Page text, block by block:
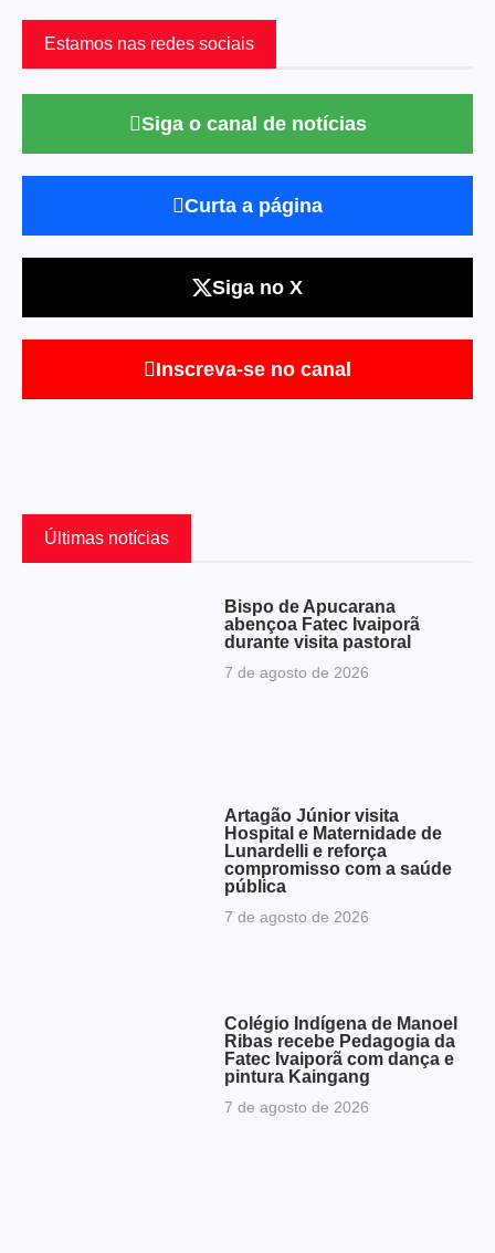
Estamos nas redes sociais
Siga o canal de notícias
Curta a página
Siga no X
Inscreva-se no canal
Últimas notícias
Bispo de Apucarana
abençoa Fatec Ivaiporã
durante visita pastoral
7 de agosto de 2026
Artagão Júnior visita
Hospital e Maternidade de
Lunardelli e reforça
compromisso com a saúde
pública
7 de agosto de 2026
Colégio Indígena de Manoel
Ribas recebe Pedagogia da
Fatec Ivaiporã com dança e
pintura Kaingang
7 de agosto de 2026